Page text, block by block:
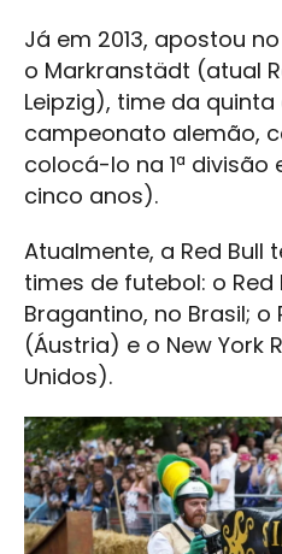
Já em 2013, apostou
o Markranstädt (atual
Leipzig), time da
campeonato alemão,
colocá-lo na 1ª divisão
cinco anos).
Atualmente, a Red Bull
times de futebol: o Red
Bragantino, no Brasil; o
(Áustria) e o New York
Unidos).